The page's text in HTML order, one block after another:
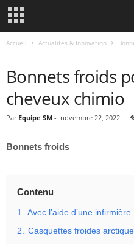
Accueil Actualités & Innovation
Bonnets froids
cheveux chimio
Par Equipe SM - novembre 22, 2022
Bonnets froids
Contenu
1. Avec l’aide d’une infirmière
2. Casquettes froides